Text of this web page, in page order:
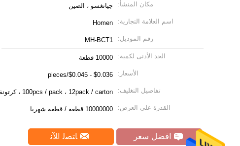
مكان المنشأ: جيانغسو ، الصين
اسم العلامة التجارية: Homen
رقم الموديل: MH-BCT1
الحد الأدنى لكمية: 10000 قطعة
الأسعار: $0.036 - $0.045/pieces
تفاصيل التغليف: 100pcs / pack ، 12pack / carton ، كرتونة تصدير
القدرة على العرض: 10000000 قطعة / قطعة شهريا
افضل سعر ﺎﺘﺼﻟ ﺍﻶﻧ